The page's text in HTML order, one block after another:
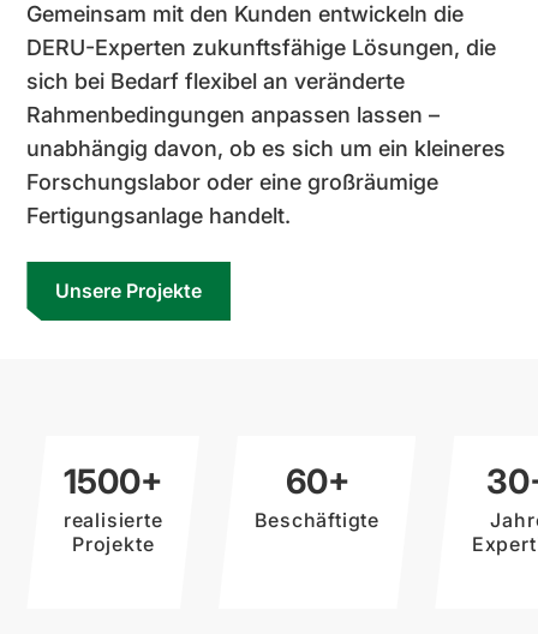
Gemeinsam mit den Kunden entwickeln die
DERU-Experten zukunftsfähige Lösungen, die
sich bei Bedarf flexibel an veränderte
Rahmenbedingungen anpassen lassen –
unabhängig davon, ob es sich um ein kleineres
Forschungs­labor oder eine großräumige
Fertigungsanlage handelt.
Unsere Projekte
1500+
realisierte
Projekte
60+
Beschäftigte